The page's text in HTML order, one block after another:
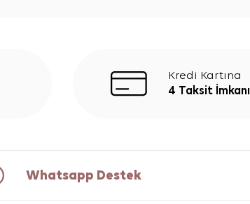
Kredi Kartına
4 Taksit İmkanı
Whatsapp Destek